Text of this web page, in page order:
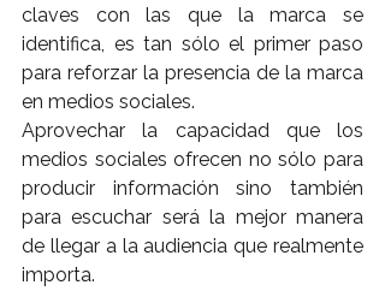
claves con las que la marca se
identifica, es tan sólo el primer paso
para reforzar la presencia de la marca
en medios sociales.
Aprovechar la capacidad que los
medios sociales ofrecen no sólo para
producir información sino también
para escuchar será la mejor manera
de llegar a la audiencia que realmente
importa.